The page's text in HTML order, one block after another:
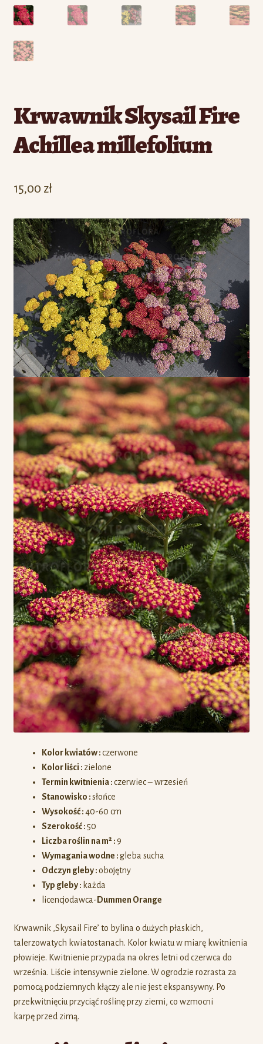
Krwawnik Skysail Fire
Achillea millefolium
15,00 zł
Kolor kwiatów :czerwone
Kolor liści : zielone
Termin kwitnienia :czerwiec – wrzesień
Stanowisko :słońce
Wysokość :40-60 cm
Szerokość :50
Liczba roślin na m² :9
Wymagania wodne :gleba sucha
Odczyn gleby :obojętny
Typ gleby : każda
licencjodawca- Dummen Orange
Krwawnik ‚Skysail Fire’ to bylina o dużych płaskich,
talerzowatych kwiatostanach. Kolor kwiatu w miarę kwitnienia
płowieje. Kwitnienie przypada na okres letni od czerwca do
września. Liście intensywnie zielone. W ogrodzie rozrasta za
pomocą podziemnych kłączy ale nie jest ekspansywny. Po
przekwitnięciu przyciąć roślinę przy ziemi, co wzmocni
karpę przed zimą.